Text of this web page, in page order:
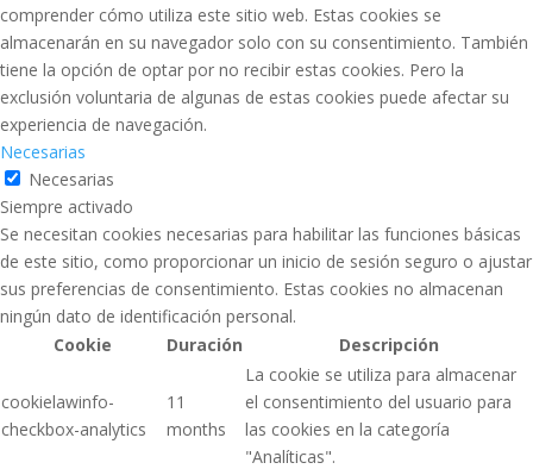
comprender cómo utiliza este sitio web. Estas cookies se
almacenarán en su navegador solo con su consentimiento. También
tiene la opción de optar por no recibir estas cookies. Pero la
exclusión voluntaria de algunas de estas cookies puede afectar su
experiencia de navegación.
Necesarias
Necesarias
Siempre activado
Se necesitan cookies necesarias para habilitar las funciones básicas
de este sitio, como proporcionar un inicio de sesión seguro o ajustar
sus preferencias de consentimiento. Estas cookies no almacenan
ningún dato de identificación personal.
Cookie
Duración Descripción
cookielawinfo-
checkbox-analytics
11
months
La cookie se utiliza para almacenar
el consentimiento del usuario para
las cookies en la categoría
"Analíticas".